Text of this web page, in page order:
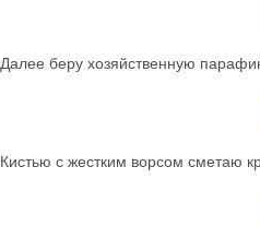
Далее беру хозяйственную
Кистью с жестким ворсом сметаю